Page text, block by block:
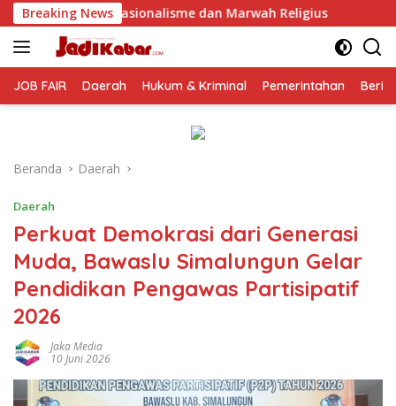
Langsung
ke
konten
Breaking News
dan Marwah Religius Jelang Perayaan HUT
JOB FAIR Daerah Hukum & Kriminal Pemerintahan
Beranda Daerah
Daerah
Perkuat Demokrasi dari Generasi
Muda, Bawaslu Simalungun Gelar
Pendidikan Pengawas Partisipatif
2026
Jaka Media
10 Juni 2026